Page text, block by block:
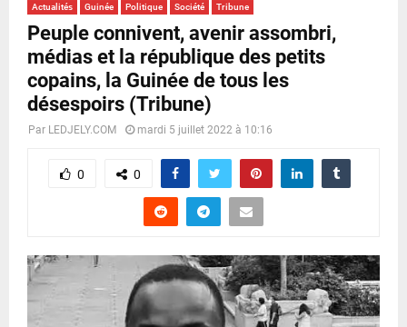
U
Actualités Guinée Politique Société Tribune
Peuple connivent, avenir assombri,
médias et la république des petits
copains, la Guinée de tous les
désespoirs (Tribune)
Par LEDJELY.COM mardi 5 juillet 2022 à 10:16
0 0